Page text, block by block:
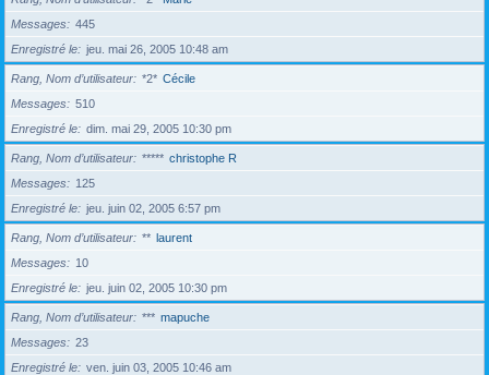
Messages
445
Enregistré le
jeu. mai 26, 2005 10:48 am
Rang, Nom d’utilisateur *2* Cécile
Messages
510
Enregistré le
dim. mai 29, 2005 10:30 pm
Rang, Nom d’utilisateur ***** christophe R
Messages
125
Enregistré le
jeu. juin 02, 2005 6:57 pm
Rang, Nom d’utilisateur ** laurent
Messages
10
Enregistré le
jeu. juin 02, 2005 10:30 pm
Rang, Nom d’utilisateur *** mapuche
Messages
23
Enregistré le
ven. juin 03, 2005 10:46 am